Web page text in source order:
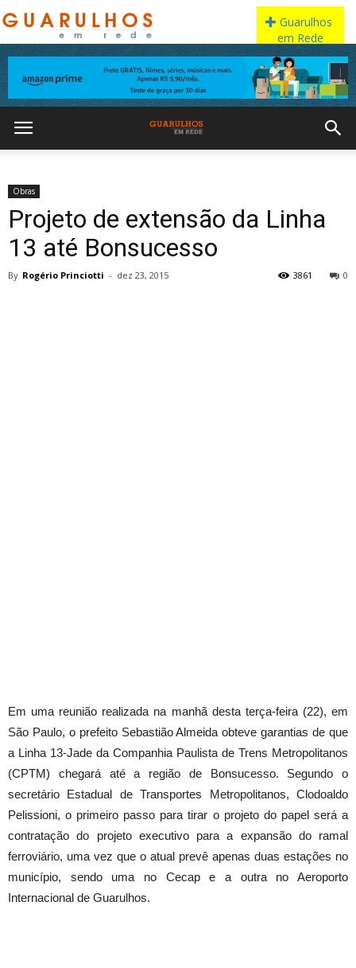
Obras
Projeto de extensão da Linha
13 até Bonsucesso
By Rogério Princiotti - dez 23, 2015 0
3861
Em uma reunião realizada na manhã desta terça-feira (22), em
São Paulo, o prefeito Sebastião Almeida obteve garantias de que
a Linha 13-Jade da Companhia Paulista de Trens Metropolitanos
(CPTM) chegará até a região de Bonsucesso. Segundo o
secretário Estadual de Transportes Metropolitanos, Clodoaldo
Pelissioni, o primeiro passo para tirar o projeto do papel será a
contratação do projeto executivo para a expansão do ramal
ferroviário, uma vez que o atual prevê apenas duas estações no
município, sendo uma no Cecap e a outra no Aeroporto
Internacional de Guarulhos.